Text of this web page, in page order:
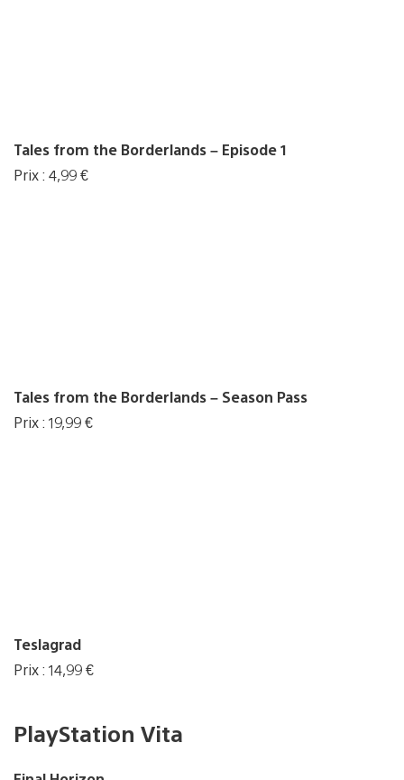
Tales from the Borderlands – Episode 1
Prix : 4,99 €
Tales from the Borderlands – Season Pass
Prix : 19,99 €
Teslagrad
Prix : 14,99 €
PlayStation Vita